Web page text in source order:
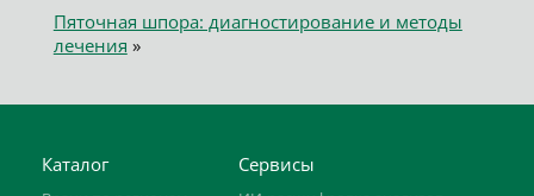
Пяточная шпора: диагностирование и методы
лечения »
Каталог Сервисы